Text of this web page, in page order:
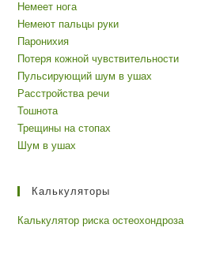
Немеет нога
Немеют пальцы руки
Паронихия
Потеря кожной чувствительности
Пульсирующий шум в ушах
Расстройства речи
Тошнота
Трещины на стопах
Шум в ушах
Калькуляторы
Калькулятор риска остеохондроза